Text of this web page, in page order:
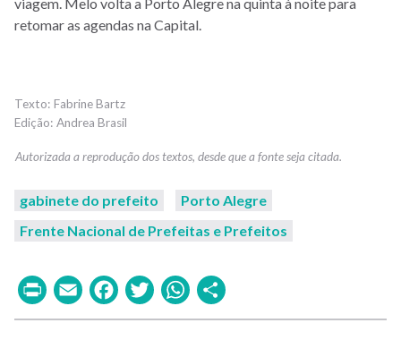
retomar as agendas na Capital.
Fabrine Bartz
Andrea Brasil
gabinete do prefeito
Porto Alegre
Frente Nacional de Prefeitas e Prefeitos
PrintEmailFacebook
TwitterWhatsApp